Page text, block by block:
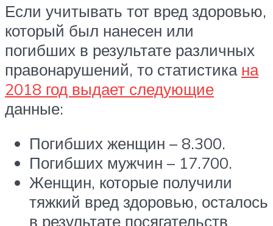
Если учитывать тот вред здоровью,
который был нанесен или
погибших в результате различных
правонарушений, то статистика на
2018 год выдает следующие
данные:
Погибших женщин – 8.300.
Погибших мужчин – 17.700.
Женщин, которые получили
тяжкий вред здоровью, осталось
в результате посягательств